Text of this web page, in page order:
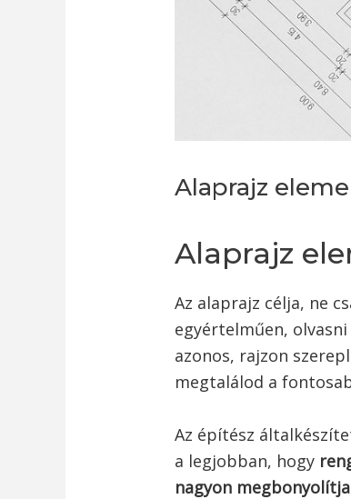
Alaprajz
Alaprajz
Az alaprajz célja, ne
egyértelműen,
azonos, rajzon
megtalálod a
Az építész
a legjobban, hogy
nagyon